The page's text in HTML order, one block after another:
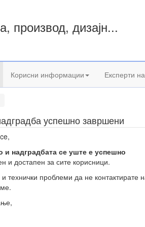
производ, дизајн...
Корисни информации Експерти
успешно завршени
надградбата се уште е успешно
и достапен за сите корисници.
технички проблеми да не контактирате